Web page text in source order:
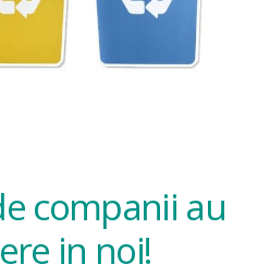
companii au
in noi!